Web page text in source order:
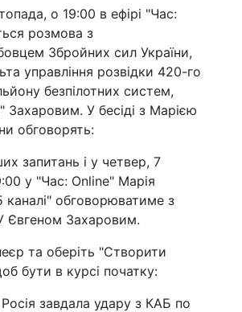
о 19:00 в ефірі "Час:
розмова з
Збройних сил України,
управління розвідки 420-го
безпілотних систем,
Захаровим. У бесіді з Марією
обговорять:
запитань i у четвер, 7
у "Час: Online" Марія
каналі" обговорюватиме з
Євгеном Захаровим.
та оберіть "Створити
бути в курсі початку:
завдала удару з КАБ по